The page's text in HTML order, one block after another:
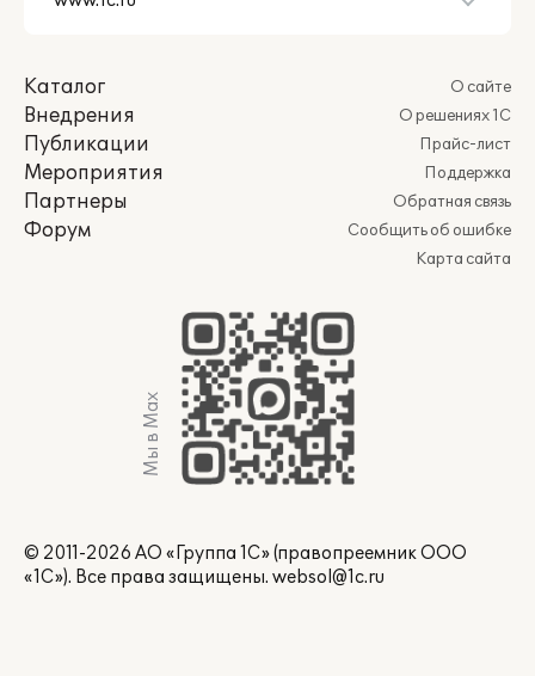
Каталог
Внедрения
Публикации
Мероприятия
Партнеры
Форум
О сайте
О решениях 1С
Прайс-лист
Поддержка
Обратная связь
Сообщить об ошибке
Карта сайта
Мы в Max
© 2011-2026 АО «Группа 1С» (правопреемник ООО
«1С»). Все права защищены. websol@1c.ru